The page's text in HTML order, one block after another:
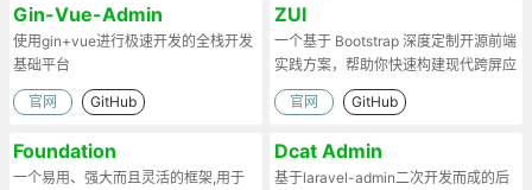
Gin-Vue-Admin
使用gin+vue进行极速开发的全栈开发
基础平台
官网 GitHub
ZUI
一个基于 Bootstrap 深度定制开源前端
实践方案，帮助你快速构建现代跨屏应
用。
官网 GitHub
Foundation
一个易用、强大而且灵活的框架,用于
Dcat Admin
基于laravel-admin二次开发而成的后